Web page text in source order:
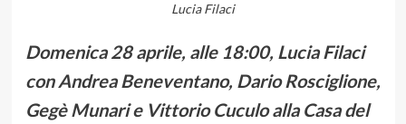
Lucia Filaci
Domenica 28 aprile, alle 18:00, Lucia Filaci
con Andrea Beneventano, Dario Rosciglione,
Gegè Munari e Vittorio Cuculo alla Casa del